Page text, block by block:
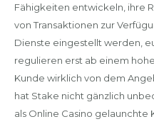
Fähigkeiten entwickeln, ihre
von Transaktionen zur
Dienste eingestellt werden,
regulieren erst ab einem
Kunde wirklich von dem
hat Stake nicht gänzlich
als Online Casino gelaunchte